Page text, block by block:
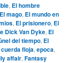
, El hombre
El mago, El mundo en
, El prisionero, El
Dick Van Dyke, El
del tiempo, El
cuerda floja,epoca,
affair,Fantasy